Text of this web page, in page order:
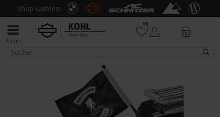
Shop wählen:
10
Menü
Fahnen